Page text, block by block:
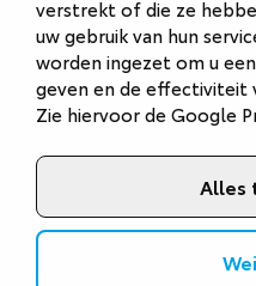
verstrekt of die ze
uw gebruik van hun
worden ingezet om u
geven en de effectiviteit
Zie hiervoor deGoogle
Alles
Van Gent Autobedrijf
Privacystatement